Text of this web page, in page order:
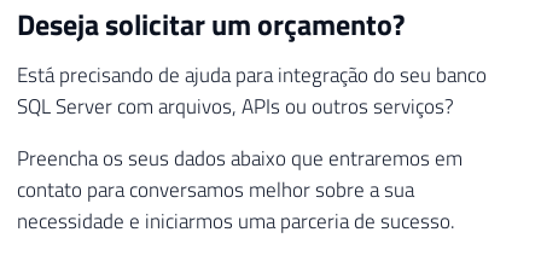
Deseja solicitar um orçamento?
Está precisando de ajuda para integração do seu banco
SQL Server com arquivos, APIs ou outros serviços?
Preencha os seus dados abaixo que entraremos em
contato para conversamos melhor sobre a sua
necessidade e iniciarmos uma parceria de sucesso.